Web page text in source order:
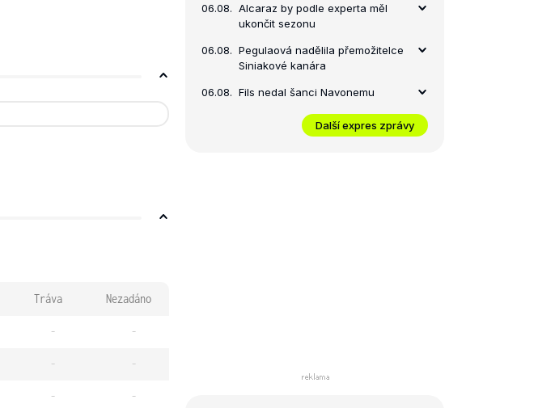
Tráva Nezadáno
- -
- -
- -
06.08. Alcaraz by podle experta měl
ukončit sezonu
06.08. Pegulaová nadělila přemožitelce
Siniakové kanára
06.08. Fils nedal šanci Navonemu
Další expres zprávy